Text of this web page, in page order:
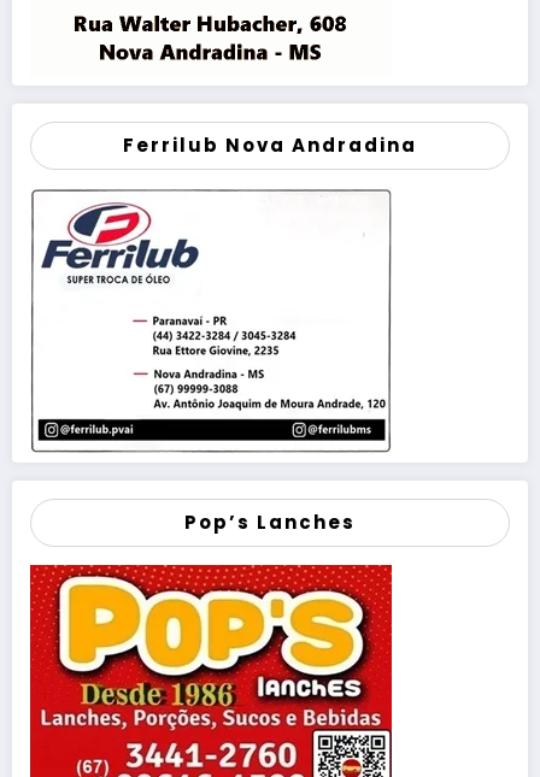
Ferrilub Nova Andradina
Pop’s Lanches